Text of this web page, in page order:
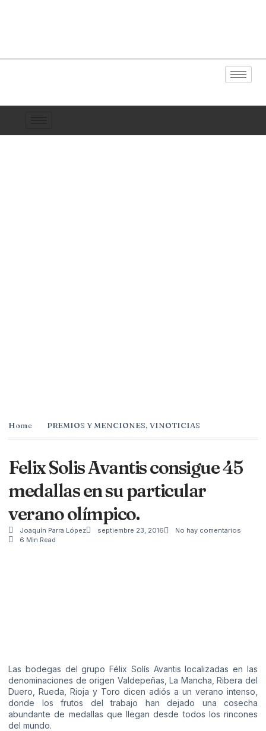
Home PREMIOS Y MENCIONES, VINOTICIAS
Felix Solis Avantis consigue 45
medallas en su particular
verano olímpico.
Joaquín Parra López septiembre 23, 2016
No hay comentarios
6 Min Read
Las bodegas del grupo Félix Solís Avantis localizadas en las
denominaciones de origen Valdepeñas, La Mancha, Ribera del
Duero, Rueda, Rioja y Toro dicen adiós a un verano intenso,
donde los frutos del trabajo han dejado una cosecha
abundante de medallas que llegan desde todos los rincones
del mundo.